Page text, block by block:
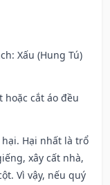
Xấu (Hung Tú)
hoặc cắt áo đều
Hại nhất là trổ
xây cất nhà,
Vì vậy, nếu quý